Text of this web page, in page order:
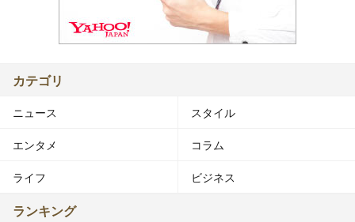
カテゴリ
ニュース スタイル
エンタメ コラム
ライフ ビジネス
ランキング